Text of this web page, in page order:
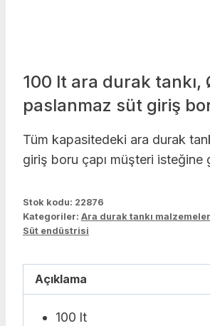
100 lt ara durak tankı,
paslanmaz süt giriş
Tüm kapasitedeki ara durak
giriş boru çapı müşteri isteğine
Stok kodu: 22876
Kategoriler: Ara durak tankı
Süt endüstrisi
Açıklama
100 lt